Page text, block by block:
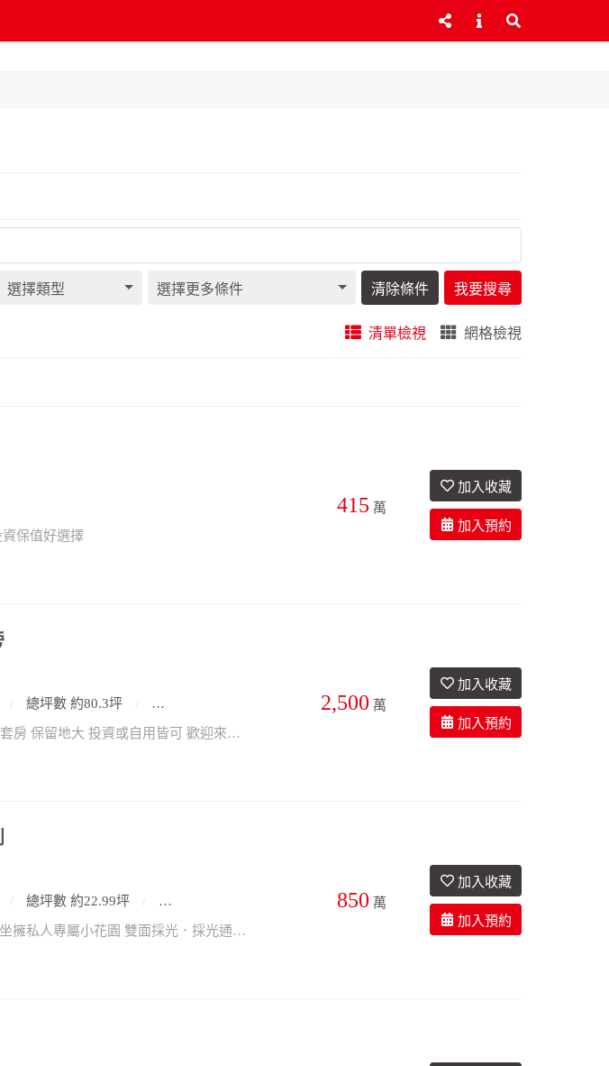
選擇類型 選擇更多條件 清除條件 我要搜尋
清單檢視 網格檢視
415 萬
保值好選擇
2,500 萬
總坪數 約80.3坪 7房2廳8衛 座北朝南
澎2大馬路邊 出入交通方便 裝潢低調典雅 七大套房 保留地大 投資或自用皆可 歡迎來電預約賞屋 需農變建資格
850 萬
總坪數 約22.99坪 3房2廳2衛 座南朝北
市中心．鬧中取靜．門口可停車 使用空間大．坐擁私人專屬小花園 雙面採光．採光通風佳 優質地段．緊鄰公園、超商、學校 無資格限制．投資自用皆宜